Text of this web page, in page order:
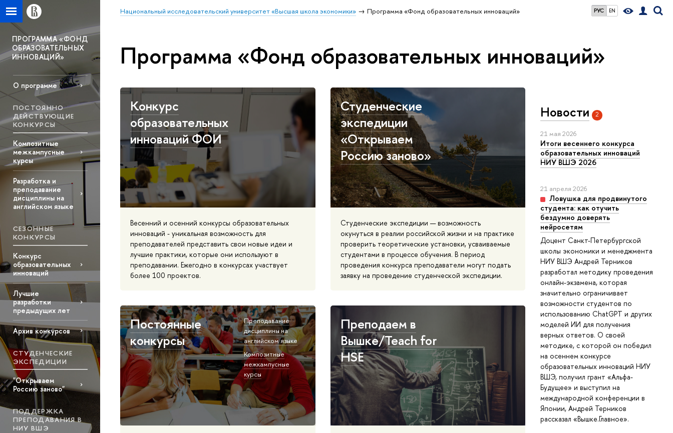
РУС EN
Национальный исследовательский университет «Высшая школа экономики» Программа «Фонд образовательных инноваций»
ПРОГРАММА «ФОНД
ОБРАЗОВАТЕЛЬНЫХ
ИННОВАЦИЙ»
О программе
ПОСТОЯННО
ДЕЙСТВУЮЩИЕ
КОНКУРСЫ
Композитные
межкампусные
курсы
Разработка и
преподавание
дисциплины на
английском языке
СЕЗОННЫЕ
КОНКУРСЫ
Конкурс
образовательных
инноваций
Лучшие
разработки
предыдущих лет
Архив конкурсов
СТУДЕНЧЕСКИЕ
ЭКСПЕДИЦИИ
"Открываем
Россию заново"
ПОДДЕРЖКА
ПРЕПОДАВАНИЯ В
НИУ ВШЭ
Программа «Фонд образовательных инноваций»
Новости 2
21 мая 2026
Итоги весеннего конкурса
образовательных инноваций
НИУ ВШЭ 2026
21 апреля 2026
Ловушка для продвинутого
студента: как отучить
бездумно доверять
нейросетям
Доцент Санкт-Петербургской
школы экономики и менеджмента
НИУ ВШЭ Андрей Терников
разработал методику проведения
онлайн-экзамена, которая
значительно ограничивает
возможности студентов по
использованию ChatGPT и других
моделей ИИ для получения
верных ответов. О своей
методике, с которой он победил
на осеннем конкурсе
образовательных инноваций НИУ
ВШЭ, получил грант «Альфа-
Будущее» и выступил на
международной конференции в
Японии, Андрей Терников
рассказал «Вышке.Главное».
Конкурс
образовательных
инноваций ФОИ
Весенний и осенний конкурсы образовательных
инноваций - уникальная возможность для
преподавателей представить свои новые идеи и
лучшие практики, которые они используют в
преподавании. Ежегодно в конкурсах участвует
более 100 проектов.
Студенческие
экспедиции
«Открываем
Россию заново»
Студенческие экспедиции — возможность
окунуться в реалии российской жизни и на практике
проверить теоретические установки, усваиваемые
студентами в процессе обучения. В период
проведения конкурса преподаватели могут подать
заявку на проведение студенческой экспедиции.
Постоянные
конкурсы
Преподавание
дисциплины на
английском языке
Композитные
межкампусные
курсы
Преподаем в
Вышке/Teach for
HSE